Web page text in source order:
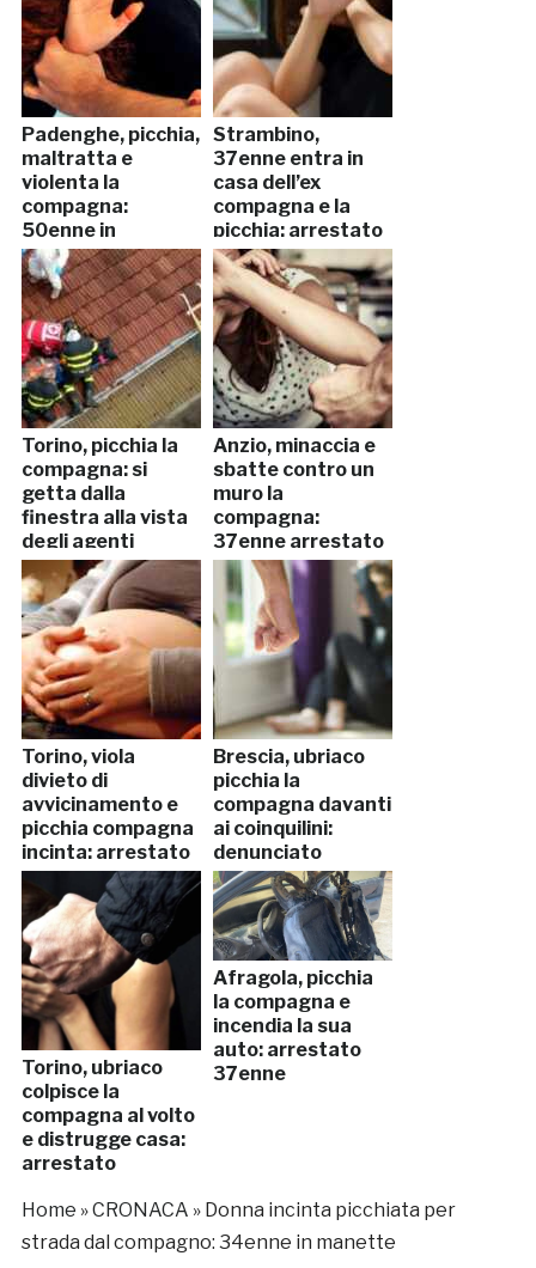
Padenghe, picchia,
maltratta e
violenta la
compagna:
50enne in
manette
Strambino,
37enne entra in
casa dell’ex
compagna e la
picchia: arrestato
Torino, picchia la
compagna: si
getta dalla
finestra alla vista
degli agenti
Anzio, minaccia e
sbatte contro un
muro la
compagna:
37enne arrestato
Torino, viola
divieto di
avvicinamento e
picchia compagna
incinta: arrestato
Brescia, ubriaco
picchia la
compagna davanti
ai coinquilini:
denunciato
Torino, ubriaco
colpisce la
compagna al volto
e distrugge casa:
arrestato
Afragola, picchia
la compagna e
incendia la sua
auto: arrestato
37enne
Home »CRONACA » Donna incinta picchiata per
strada dal compagno: 34enne in manette